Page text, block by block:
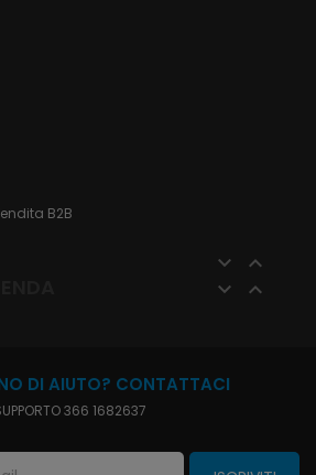
B2B
 
 
DI AIUTO? CONTATTACI
366 1682637